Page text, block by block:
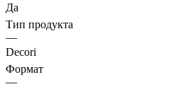
Да
Тип продукта
—
Decori
Формат
—